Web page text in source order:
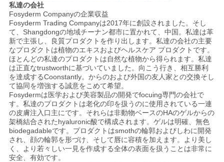
私達の会社
Fosyderm Companyの企業収益
Fosyderm Trading Companyは2017年に創設されました。そし
て、Shangdongの地域チーナン都市に置かれて、中国。私達は革
新で主張し、良質プロダクトを作り出します。私達の会社の主要
なプロダクトは植物のエキスおよびヘルスケア プロダクトです。
ほとんどの私達のプロダクトは自然な植物から得られます。私達
は正直なtrustworthに基づいていました。向こう行き、相互勝利
を達成するCoonstantly。からのおよび外国の友人家との交換そし
て協同を増強する誠意をこめて希望。
Fosydermは医学および美容製品の開発でfocuing専門の会社で
す。私達のプロダクトは老化の印を扱うのに使用されている一連
の皮膚注入口主にです。それらは非動物ベースのHAのゲルからの
架橋結合されたhyaluronic酸で構成されます。ゲルは明確、無色
biodegadableです。プロダクトはsmothの輪郭およびしわに開発
され、顔の輪郭を形づけ、そして唇に容積を加えます。より美し
く、より若々しい一見を作成する全体の表面を扱うことは非常に
安全、有効です。